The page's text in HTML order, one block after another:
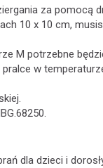
za pomocą
10 x 10 cm,
M potrzebne
w
dla dzieci i